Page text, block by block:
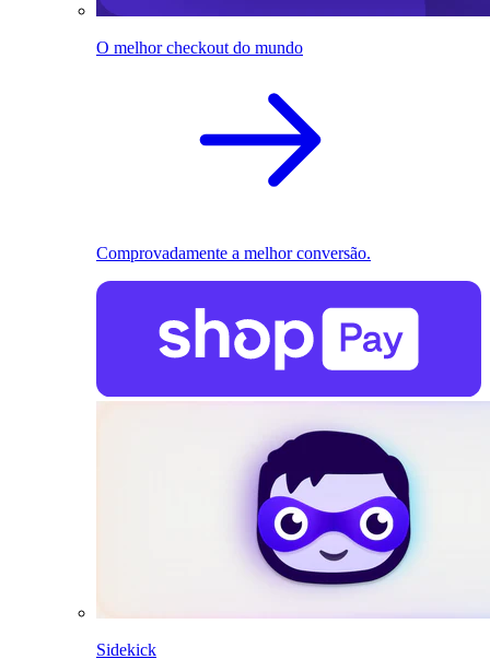
O melhor checkout do mundo
Comprovadamente a melhor conversão.
Sidekick